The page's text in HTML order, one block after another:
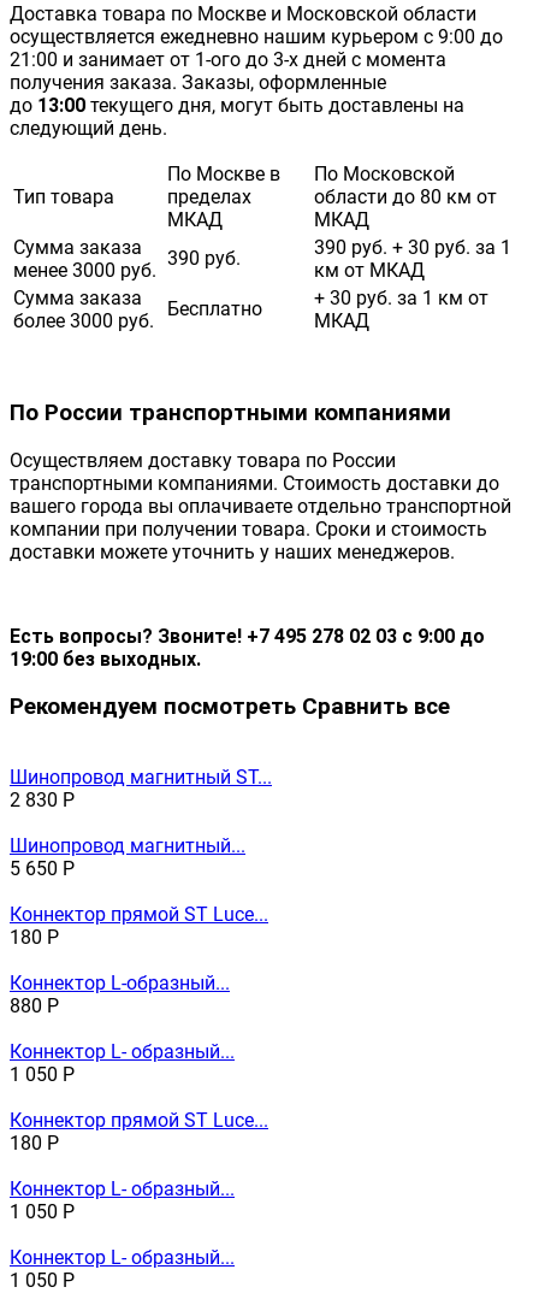
Доставка товара по Москве и Московской области
осуществляется ежедневно нашим курьером с 9:00 до
21:00 и занимает от 1-ого до 3-х дней с момента
получения заказа. Заказы, оформленные
до 13:00 текущего дня, могут быть доставлены на
следующий день.
Тип товара
По Москве в
пределах
МКАД
По Московской
области до 80 км от
МКАД
Сумма заказа
менее 3000 руб.
390 руб.
390 руб. + 30 руб. за 1
км от МКАД
Сумма заказа
более 3000 руб.
Бесплатно
+ 30 руб. за 1 км от
МКАД
По России транспортными компаниями
Осуществляем доставку товара по России
транспортными компаниями. Стоимость доставки до
вашего города вы оплачиваете отдельно транспортной
компании при получении товара. Сроки и стоимость
доставки можете уточнить у наших менеджеров.
Есть вопросы? Звоните! +7 495 278 02 03 с 9:00 до
19:00 без выходных.
Рекомендуем посмотреть Сравнить все
Шинопровод магнитный ST...
2 830 Р
Шинопровод магнитный...
5 650 Р
Коннектор прямой ST Luce...
180 Р
Коннектор L-образный...
880 Р
Коннектор L- образный...
1 050 Р
Коннектор прямой ST Luce...
180 Р
Коннектор L- образный...
1 050 Р
Коннектор L- образный...
1 050 Р